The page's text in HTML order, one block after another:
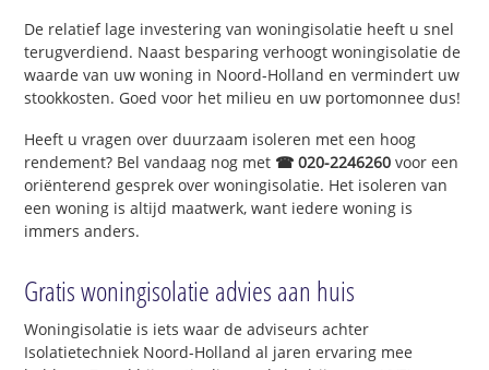
De relatief lage investering van woningisolatie heeft u snel
terugverdiend. Naast besparing verhoogt woningisolatie de
waarde van uw woning in Noord-Holland en vermindert uw
stookkosten. Goed voor het milieu en uw portomonnee dus!
Heeft u vragen over duurzaam isoleren met een hoog
rendement? Bel vandaag nog met ☎ 020-2246260 voor een
oriënterend gesprek over woningisolatie. Het isoleren van
een woning is altijd maatwerk, want iedere woning is
immers anders.
Gratis woningisolatie advies aan huis
Woningisolatie is iets waar de adviseurs achter
Isolatietechniek Noord-Holland al jaren ervaring mee